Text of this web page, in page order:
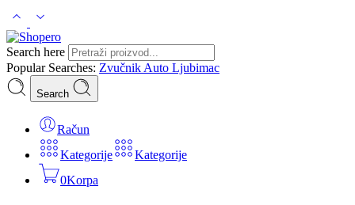
Search here
Popular Searches: Zvučnik Auto Ljubimac
Search
Račun
Kategorije
Kategorije
0Korpa